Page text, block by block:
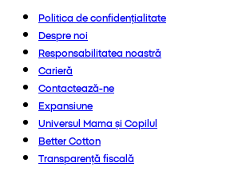
Politica de confidențialitate
Despre noi
Responsabilitatea noastră
Carieră
Contactează-ne
Expansiune
Universul Mama și Copilul
Better Cotton
Transparență fiscală